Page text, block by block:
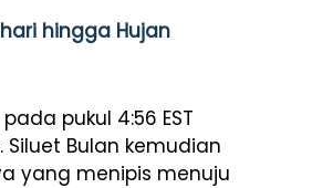
hingga Hujan
pukul 4:56 EST
Siluet Bulan kemudian
yang menipis menuju